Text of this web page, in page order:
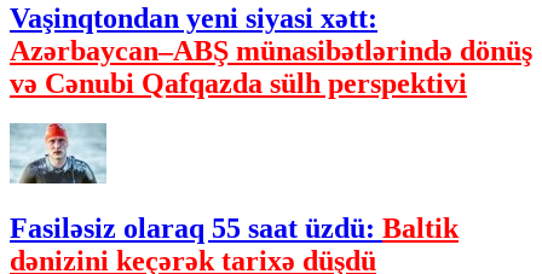
Vaşinqtondan yeni siyasi xətt:
Azərbaycan–ABŞ münasibətlərində dönüş
və Cənubi Qafqazda sülh perspektivi
Fasiləsiz olaraq 55 saat üzdü: Baltik
dənizini keçərək tarixə düşdü